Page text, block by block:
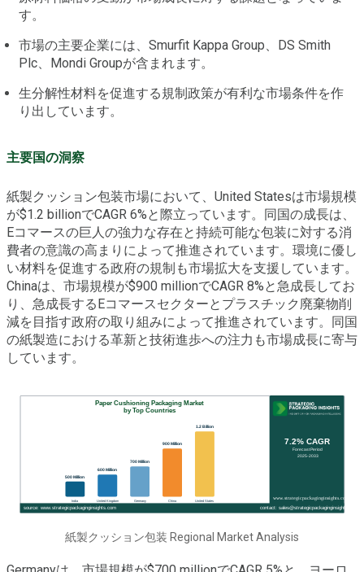
す。
市場の主要企業には、Smurfit Kappa Group、DS Smith
Plc、Mondi Groupが含まれます。
生分解性材料を促進する規制政策が有利な市場条件を作
り出しています。
主要国の洞察
紙製クッション包装市場において、United Statesは市場規模
が$1.2 billionでCAGR 6%と際立っています。同国の成長は、
Eコマースの巨人の強力な存在と持続可能な包装に対する消
費者の意識の高まりによって推進されています。環境に優し
い材料を促進する政府の規制も市場拡大を支援しています。
Chinaは、市場規模が$900 millionでCAGR 8%と急成長してお
り、急成長するEコマースセクターとプラスチック廃棄物削
減を目指す政府の取り組みによって推進されています。同国
の紙製造における革新と技術進歩への注力も市場成長に寄与
しています。
紙製クッション包装 Regional Market Analysis